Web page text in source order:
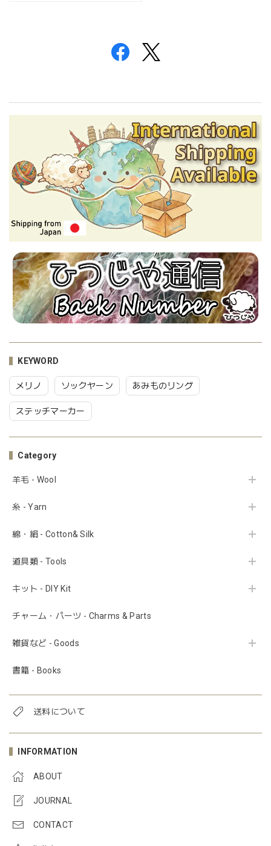
KEYWORD
メリノ ソックヤーン あみものリング
ステッチマーカー
Category
羊毛 - Wool
糸 - Yarn
綿・絹 - Cotton& Silk
道具類 - Tools
キット - DIY Kit
チャーム・パーツ - Charms & Parts
雑貨など - Goods
書籍 - Books
送料について
INFORMATION
ABOUT
JOURNAL
CONTACT